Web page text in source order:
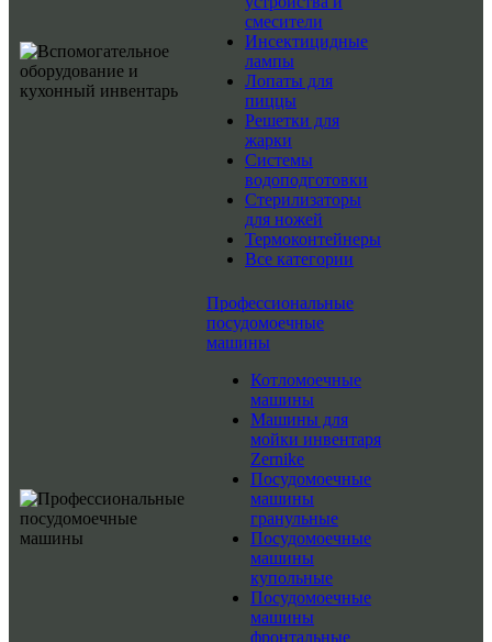
смесители
Инсектицидные
лампы
Лопаты для
пиццы
Решетки для
жарки
Системы
водоподготовки
Стерилизаторы
для ножей
Термоконтейнеры
Все категории
Профессиональные
посудомоечные
машины
Котломоечные
машины
Машины для
мойки инвентаря
Zernike
Посудомоечные
машины
гранульные
Посудомоечные
машины
купольные
Посудомоечные
машины
фронтальные